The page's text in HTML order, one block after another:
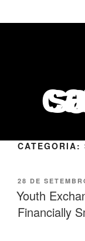
CATEGORIA:
28 DE
Youth
Financially